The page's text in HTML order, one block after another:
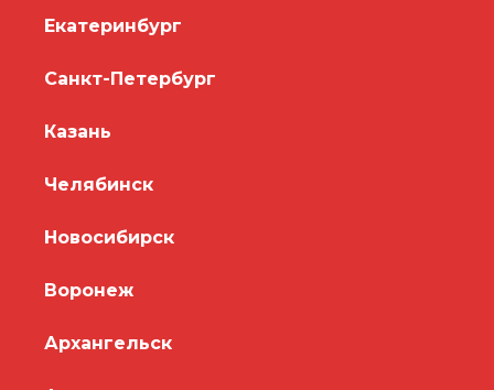
Екатеринбург
Санкт-Петербург
Казань
Челябинск
Новосибирск
Воронеж
Архангельск